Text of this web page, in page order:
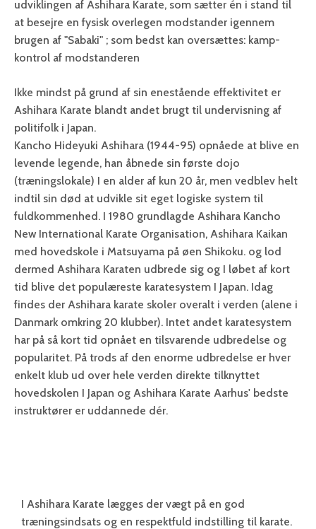
udviklingen af Ashihara Karate, som sætter én i stand til
at besejre en fysisk overlegen modstander igennem
brugen af "Sabaki" ; som bedst kan oversættes: kamp-
kontrol af modstanderen
Ikke mindst på grund af sin enestående effektivitet er
Ashihara Karate blandt andet brugt til undervisning af
politifolk i Japan.
Kancho Hideyuki Ashihara (1944-95) opnåede at blive en
levende legende, han åbnede sin første dojo
(træningslokale) I en alder af kun 20 år, men vedblev helt
indtil sin død at udvikle sit eget logiske system til
fuldkommenhed. I 1980 grundlagde Ashihara Kancho
New International Karate Organisation, Ashihara Kaikan
med hovedskole i Matsuyama på øen Shikoku. og lod
dermed Ashihara Karaten udbrede sig og I løbet af kort
tid blive det populæreste karatesystem I Japan. Idag
findes der Ashihara karate skoler overalt i verden (alene i
Danmark omkring 20 klubber). Intet andet karatesystem
har på så kort tid opnået en tilsvarende udbredelse og
popularitet. På trods af den enorme udbredelse er hver
enkelt klub ud over hele verden direkte tilknyttet
hovedskolen I Japan og Ashihara Karate Aarhus' bedste
instruktører er uddannede dér.
I Ashihara Karate lægges der vægt på en god
træningsindsats og en respektfuld indstilling til karate.